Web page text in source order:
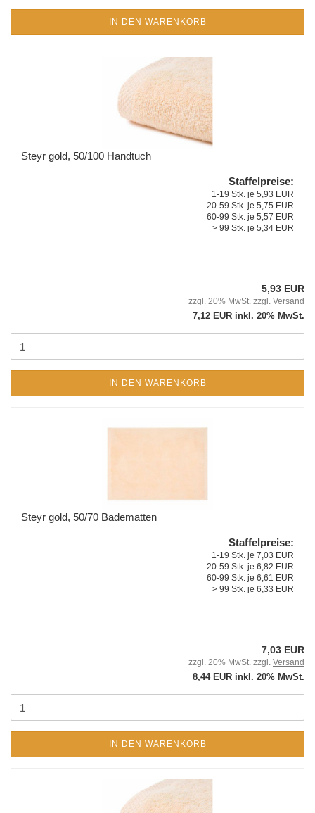
IN DEN WARENKORB
Steyr gold, 50/100 Handtuch
Staffelpreise:
1-19 Stk. je 5,93 EUR
20-59 Stk. je 5,75 EUR
60-99 Stk. je 5,57 EUR
> 99 Stk. je 5,34 EUR
5,93 EUR
zzgl. 20% MwSt. zzgl. Versand
7,12 EUR inkl. 20% MwSt.
IN DEN WARENKORB
Steyr gold, 50/70 Badematten
Staffelpreise:
1-19 Stk. je 7,03 EUR
20-59 Stk. je 6,82 EUR
60-99 Stk. je 6,61 EUR
> 99 Stk. je 6,33 EUR
7,03 EUR
zzgl. 20% MwSt. zzgl. Versand
8,44 EUR inkl. 20% MwSt.
IN DEN WARENKORB